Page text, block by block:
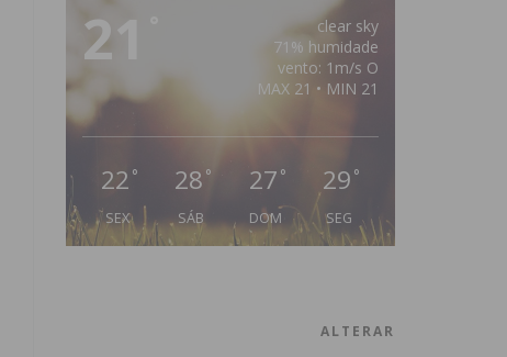
21
clear sky
71% humidade
vento: 1m/s O
MAX 21 • MIN 21
22 °
SEX
28 °
SÁB
27 °
DOM
29 °
SEG
ALTERAR